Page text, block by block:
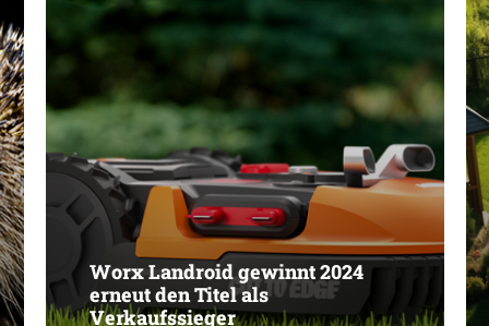
Worx Landroid gewinnt 2024
erneut den Titel als
Verkaufssieger